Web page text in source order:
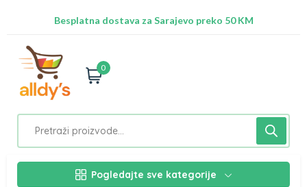
Besplatna dostava za Sarajevo preko 50 KM
0
Pogledajte sve kategorije